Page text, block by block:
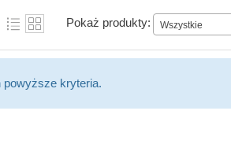
Pokaż produkty: Wszystkie
powyższe kryteria.